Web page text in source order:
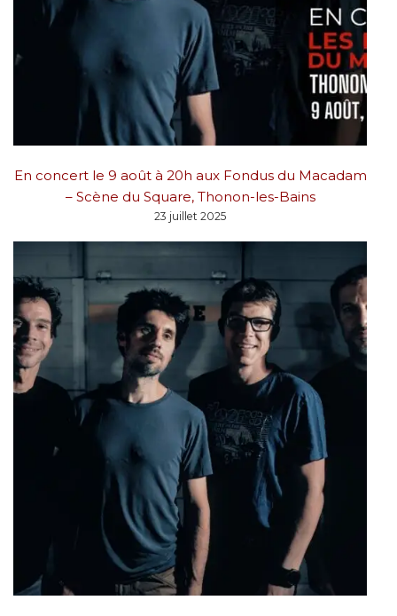
En concert le 9 août à 20h aux Fondus du Macadam
– Scène du Square, Thonon-les-Bains
23 juillet 2025